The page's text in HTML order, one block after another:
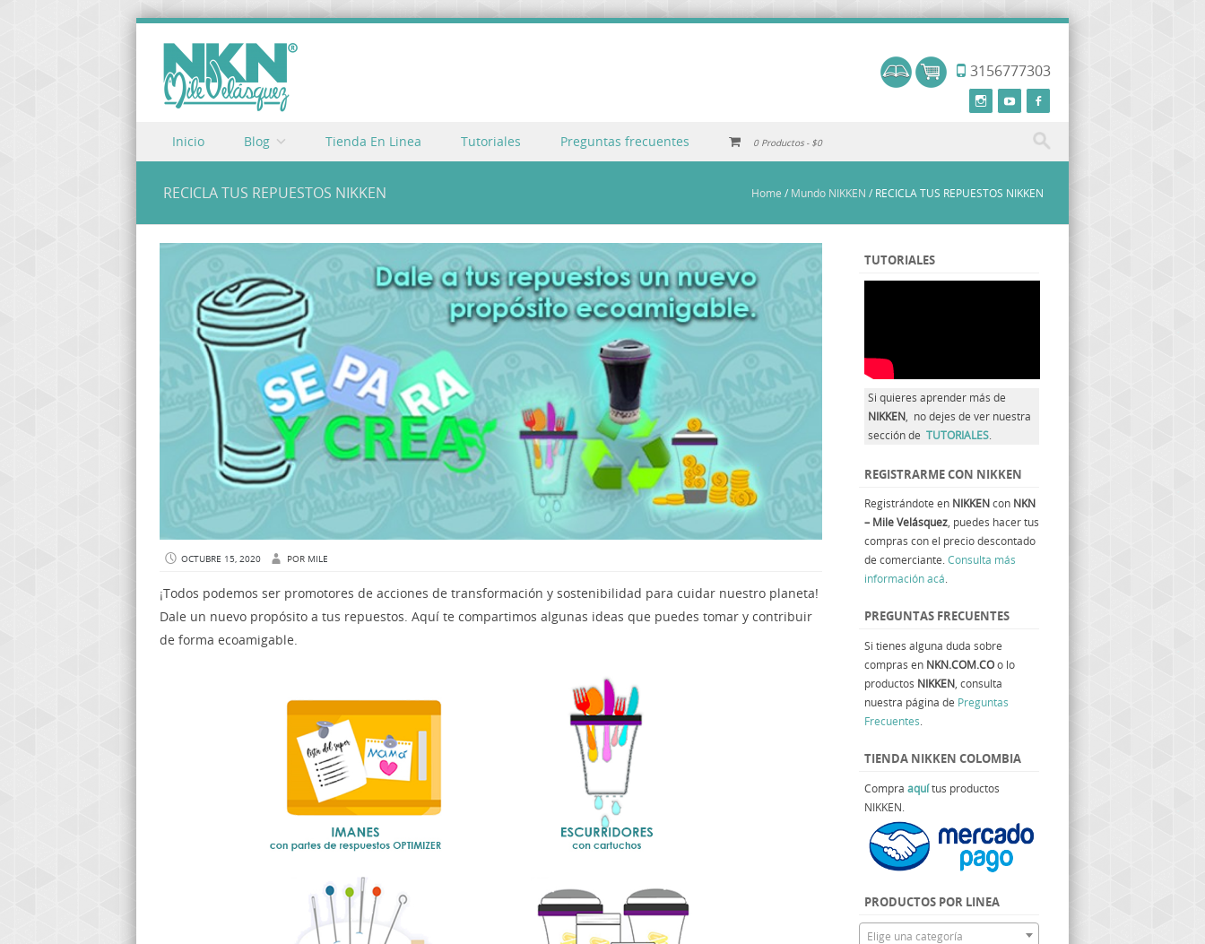
3156777303
Menu
Skip to content
Inicio Blog Tienda En Linea Tutoriales Preguntas frecuentes 0 Productos $0
RECICLA TUS REPUESTOS NIKKEN Home / Mundo NIKKEN / RECICLA TUS REPUESTOS NIKKEN
OCTUBRE 15, 2020 POR MILE
¡Todos podemos ser promotores de acciones de transformación y sostenibilidad para cuidar nuestro planeta!
Dale un nuevo propósito a tus repuestos. Aquí te compartimos algunas ideas que puedes tomar y contribuir
de forma ecoamigable.
TUTORIALES
Si quieres aprender más de
NIKKEN, no dejes de ver nuestra
sección de TUTORIALES.
REGISTRARME CON NIKKEN
Registrándote en NIKKENcon NKN
– Mile Velásquez, puedes hacer tus
compras con el precio descontado
de comerciante.Consulta más
información acá.
PREGUNTAS FRECUENTES
Si tienes alguna duda sobre
compras en NKN.COM.COo lo
productos NIKKEN, consulta
nuestra página de Preguntas
Frecuentes.
TIENDA NIKKEN COLOMBIA
Compra aquí tus productos
NIKKEN.
PRODUCTOS POR LINEA
Elige una categoría